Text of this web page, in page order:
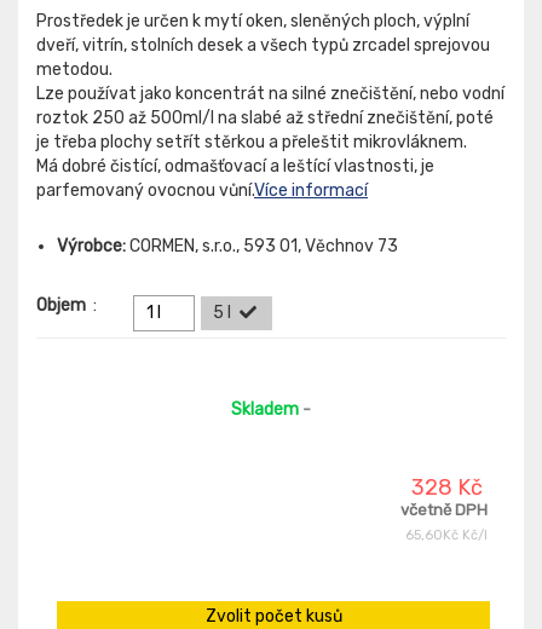
Prostředek je určen k mytí oken, sleněných ploch, výplní
dveří, vitrín, stolních desek a všech typů zrcadel sprejovou
metodou.
Lze používat jako koncentrát na silné znečištění, nebo vodní
roztok 250 až 500ml/l na slabé až střední znečištění, poté
je třeba plochy setřít stěrkou a přeleštit mikrovláknem.
Má dobré čistící, odmašťovací a leštící vlastnosti, je
parfemovaný ovocnou vůní.Více informací
Výrobce:CORMEN, s.r.o., 593 01, Věchnov 73
Objem : 1 l 5 l
Skladem -
328 Kč
včetně DPH
65,60Kč Kč/l
Zvolit počet kusů